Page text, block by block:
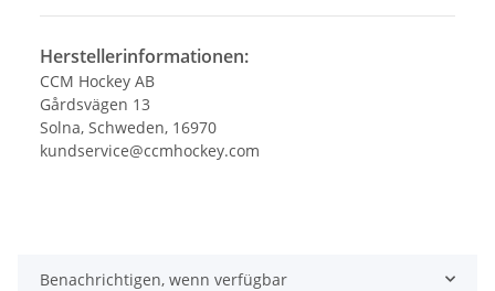
Herstellerinformationen:
CCM Hockey AB
Gårdsvägen 13
Solna, Schweden, 16970
kundservice@ccmhockey.com
Benachrichtigen, wenn verfügbar